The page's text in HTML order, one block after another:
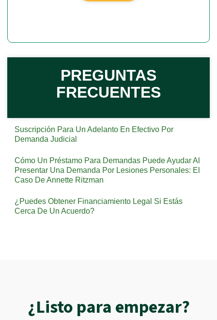
PREGUNTAS
FRECUENTES
Suscripción Para Un Adelanto En Efectivo Por
Demanda Judicial
Cómo Un Préstamo Para Demandas Puede Ayudar Al
Presentar Una Demanda Por Lesiones Personales: El
Caso De Annette Ritzman
¿Puedes Obtener Financiamiento Legal Si Estás
Cerca De Un Acuerdo?
¿Listo para empezar?